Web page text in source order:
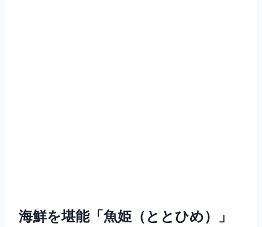
海鮮を堪能「魚姫（ととひめ）」